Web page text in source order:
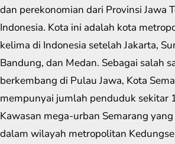
dan perekonomian dari Provinsi Jawa
Indonesia. Kota ini adalah kota
kelima di Indonesia setelah Jakarta,
Bandung, dan Medan. Sebagai salah
berkembang di Pulau Jawa, Kota
mempunyai jumlah penduduk sekitar
Kawasan mega-urban Semarang
dalam wilayah metropolitan